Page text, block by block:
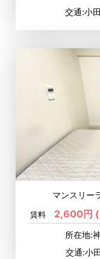
交通:小
マンスリー
賃料 2,600円 (
所在地:
交通:小